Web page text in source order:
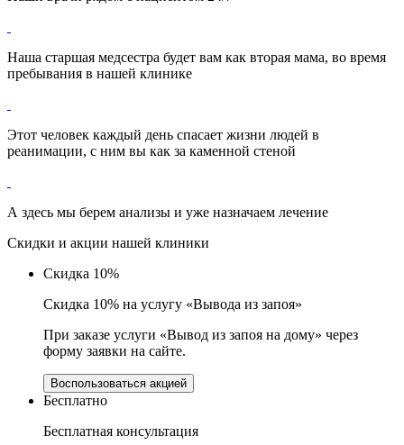
Наша старшая медсестра будет вам как вторая мама, во время
пребывания в нашей клинике
Этот человек каждый день спасает жизни людей в
реанимации, с ним вы как за каменной стеной
А здесь мы берем анализы и уже назначаем лечение
Скидки и акции нашей клиники
Скидка 10%
Скидка 10% на услугу «Вывода из запоя»
При заказе услуги «Вывод из запоя на дому» через
форму заявки на сайте.
Воспользоваться акцией
Бесплатно
Бесплатная консультация